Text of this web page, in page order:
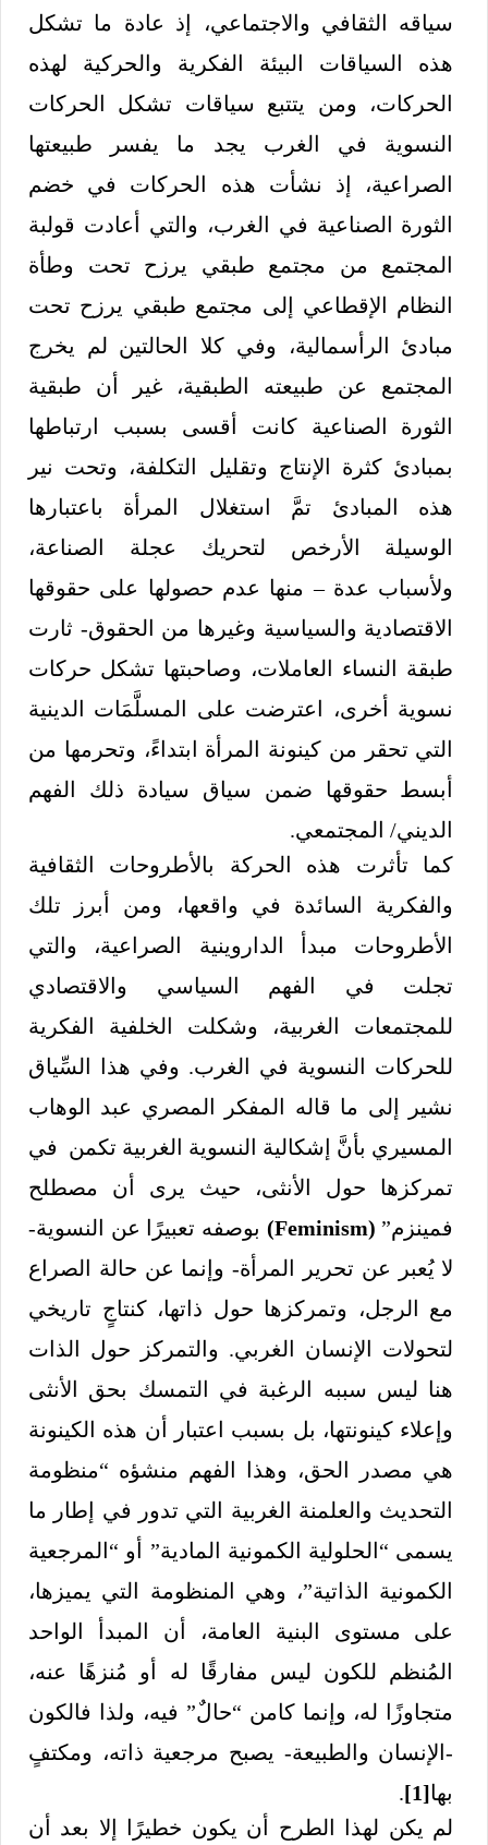
سياقه الثقافي والاجتماعي، إذ عادة ما تشكل
هذه السياقات البيئة الفكرية والحركية لهذه
الحركات، ومن يتتبع سياقات تشكل الحركات
النسوية في الغرب يجد ما يفسر طبيعتها
الصراعية، إذ نشأت هذه الحركات في خضم
الثورة الصناعية في الغرب، والتي أعادت قولبة
المجتمع من مجتمع طبقي يرزح تحت وطأة
النظام الإقطاعي إلى مجتمع طبقي يرزح تحت
مبادئ الرأسمالية، وفي كلا الحالتين لم يخرج
المجتمع عن طبيعته الطبقية، غير أن طبقية
الثورة الصناعية كانت أقسى بسبب ارتباطها
بمبادئ كثرة الإنتاج وتقليل التكلفة، وتحت نير
هذه المبادئ تمَّ استغلال المرأة باعتبارها
الوسيلة الأرخص لتحريك عجلة الصناعة،
ولأسباب عدة – منها عدم حصولها على حقوقها
الاقتصادية والسياسية وغيرها من الحقوق- ثارت
طبقة النساء العاملات، وصاحبتها تشكل حركات
نسوية أخرى، اعترضت على المسلَّمَات الدينية
التي تحقر من كينونة المرأة ابتداءً، وتحرمها من
أبسط حقوقها ضمن سياق سيادة ذلك الفهم
الديني/ المجتمعي.
كما تأثرت هذه الحركة بالأطروحات الثقافية
والفكرية السائدة في واقعها، ومن أبرز تلك
الأطروحات مبدأ الداروينية الصراعية، والتي
تجلت في الفهم السياسي والاقتصادي
للمجتمعات الغربية، وشكلت الخلفية الفكرية
للحركات النسوية في الغرب. وفي هذا السِّياق
نشير إلى ما قاله المفكر المصري عبد الوهاب
المسيري بأنَّ إشكالية النسوية الغربية تكمن في
تمركزها حول الأنثى، حيث يرى أن مصطلح
فمينزم” (Feminism)
بوصفه تعبيرًا عن النسوية-
لا يُعبر عن تحرير المرأة- وإنما عن حالة الصراع
مع الرجل، وتمركزها حول ذاتها، كنتاجٍ تاريخي
لتحولات الإنسان الغربي. والتمركز حول الذات
هنا ليس سببه الرغبة في التمسك بحق الأنثى
وإعلاء كينونتها، بل بسبب اعتبار أن هذه الكينونة
هي مصدر الحق، وهذا الفهم منشؤه “منظومة
التحديث والعلمنة الغربية التي تدور في إطار ما
يسمى “الحلولية الكمونية المادية” أو “المرجعية
الكمونية الذاتية”، وهي المنظومة التي يميزها،
على مستوى البنية العامة، أن المبدأ الواحد
المُنظم للكون ليس مفارقًا له أو مُنزهًا عنه،
متجاوزًا له، وإنما كامن “حالٌ” فيه، ولذا فالكون
-الإنسان والطبيعة- يصبح مرجعية ذاته، ومكتفٍ
بها[1]
.
لم يكن لهذا الطرح أن يكون خطيرًا إلا بعد أن